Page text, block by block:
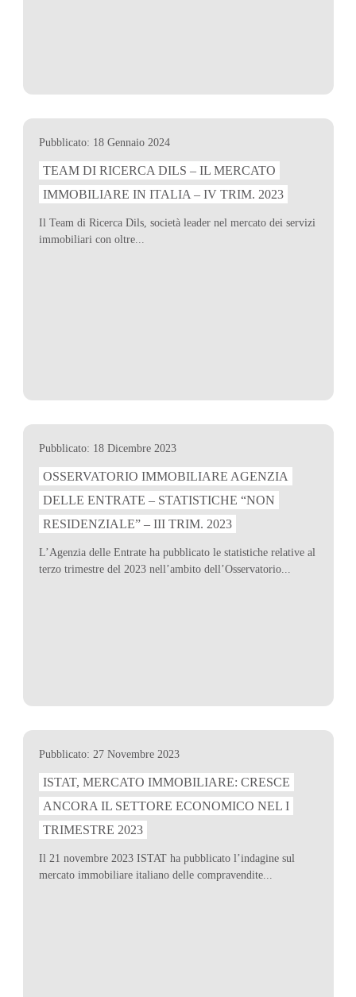
Pubblicato: 18 Gennaio 2024
TEAM DI RICERCA DILS – IL MERCATO
IMMOBILIARE IN ITALIA – IV TRIM. 2023
Il Team di Ricerca Dils, società leader nel mercato dei servizi
immobiliari con oltre...
Pubblicato: 18 Dicembre 2023
OSSERVATORIO IMMOBILIARE AGENZIA
DELLE ENTRATE – STATISTICHE “NON
RESIDENZIALE” – III TRIM. 2023
L’Agenzia delle Entrate ha pubblicato le statistiche relative al
terzo trimestre del 2023 nell’ambito dell’Osservatorio...
Pubblicato: 27 Novembre 2023
ISTAT, MERCATO IMMOBILIARE: CRESCE
ANCORA IL SETTORE ECONOMICO NEL I
TRIMESTRE 2023
Il 21 novembre 2023 ISTAT ha pubblicato l’indagine sul
mercato immobiliare italiano delle compravendite...